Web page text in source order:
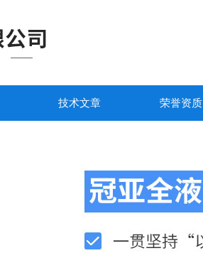
技术文章 荣誉资质